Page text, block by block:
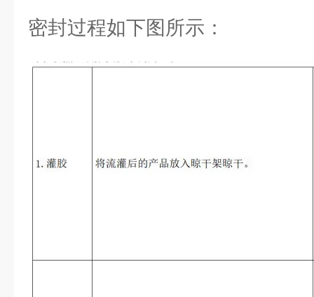
密封过程如下图所示：